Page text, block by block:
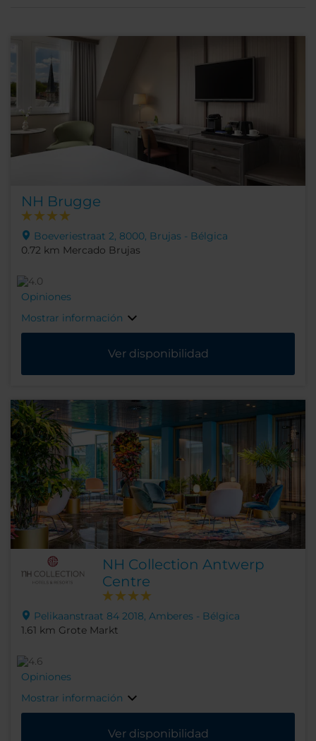
NH Brugge
Boeveriestraat 2, 8000, Brujas - Bélgica
0.72 km Mercado Brujas
Opiniones
Mostrar información
Ver disponibilidad
NH Collection Antwerp
Centre
Pelikaanstraat 84 2018, Amberes - Bélgica
1.61 km Grote Markt
Opiniones
Mostrar información
Ver disponibilidad